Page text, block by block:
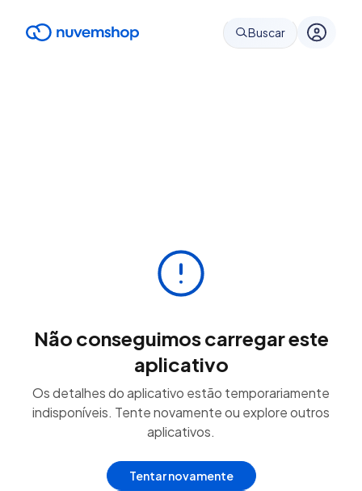
Buscar
Não conseguimos carregar este
aplicativo
Os detalhes do aplicativo estão temporariamente
indisponíveis. Tente novamente ou explore outros
aplicativos.
Tentar novamente